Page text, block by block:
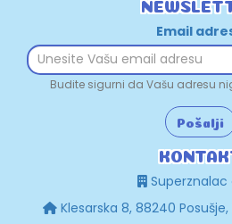
Email
Budite sigurni da Vašu adresu
Pošalji
Superznalac
Klesarska 8, 88240